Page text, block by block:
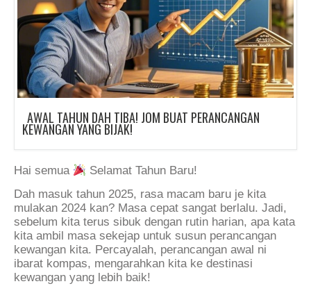
AWAL TAHUN DAH TIBA! JOM BUAT PERANCANGAN
KEWANGAN YANG BIJAK!
Hai semua
Selamat Tahun Baru!
Dah masuk tahun 2025, rasa macam baru je kita
mulakan 2024 kan? Masa cepat sangat berlalu. Jadi,
sebelum kita terus sibuk dengan rutin harian, apa kata
kita ambil masa sekejap untuk susun perancangan
kewangan kita. Percayalah, perancangan awal ni
ibarat kompas, mengarahkan kita ke destinasi
kewangan yang lebih baik!